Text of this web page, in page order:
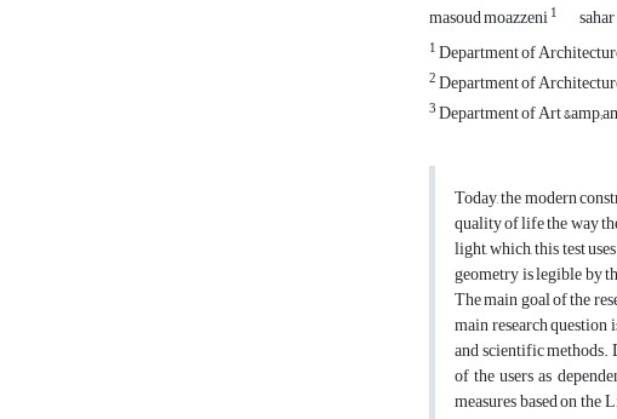
masoud moazzeni1
1Department of
2Department of
3Department of Art
Today, the modern
quality of life the way
light, which, this test
geometry is legible by
The main goal of the
main research
and scientific methods.
of the users as
measures based on